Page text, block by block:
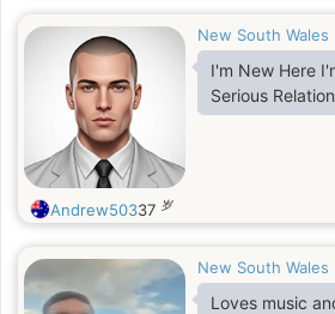
New South Wales
I'm New Here
Serious
Andrew50337 岁
New South Wales
Loves music